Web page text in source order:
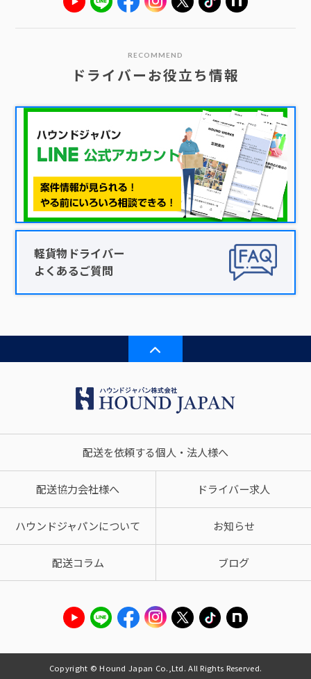
RECOMMEND
ドライバーお役立ち情報
軽貨物ドライバー
よくあるご質問
配送を依頼する個人・法人様へ
配送協力会社様へ ドライバー求人
ハウンドジャパンについて お知らせ
配送コラム ブログ
Copyright © Hound Japan Co.,Ltd. All Rights Reserved.